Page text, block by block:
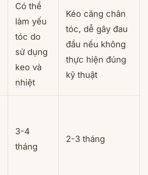
Có thể
làm yếu
tóc do
sử dụng
keo và
nhiệt
Kéo căng chân
tóc, dễ gây đau
đầu nếu không
thực hiện đúng
kỹ thuật
3-4
tháng
2-3 tháng